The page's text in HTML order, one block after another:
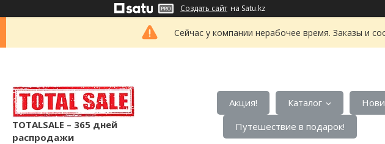
Создать сайт на Satu.kz
Сейчас у компании нерабочее время. Заказы и
TOTALSALE – 365 дней
распродажи
Акция! Каталог
Путешествие в подарок!